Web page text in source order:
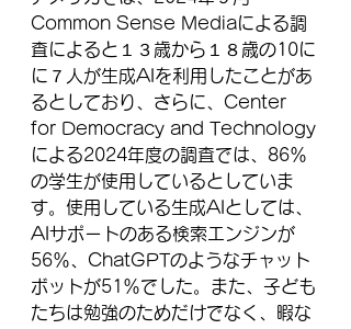
Common Sense Mediaによる調
査によると１３歳から１８歳の10に
に７人が生成AIを利用したことがあ
るとしており、さらに、Center
for Democracy and Technology
による2024年度の調査では、86％
の学生が使用しているとしていま
す。使用している生成AIとしては、
AIサポートのある検索エンジンが
56％、ChatGPTのようなチャット
ボットが51％でした。また、子ども
たちは勉強のためだけでなく、暇な